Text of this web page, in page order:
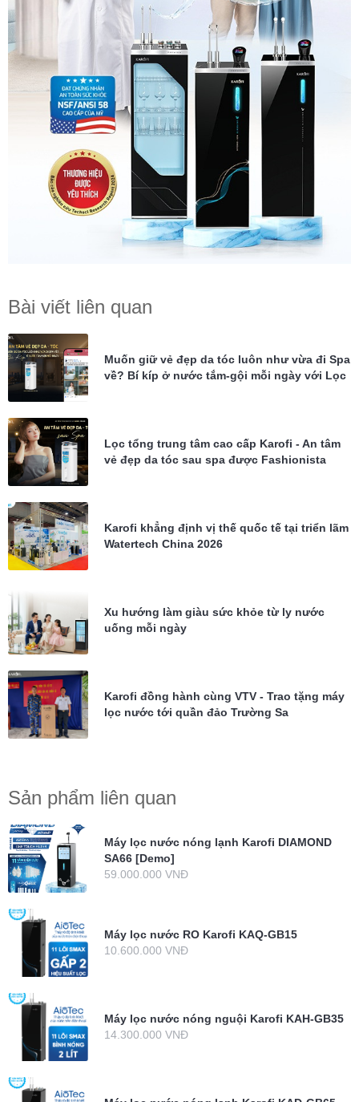
Bài viết liên quan
Muốn giữ vẻ đẹp da tóc luôn như vừa đi Spa
về? Bí kíp ở nước tắm-gội mỗi ngày với Lọc
Lọc tổng trung tâm cao cấp Karofi - An tâm
vẻ đẹp da tóc sau spa được Fashionista
Karofi khẳng định vị thế quốc tế tại triển lãm
Watertech China 2026
Xu hướng làm giàu sức khỏe từ ly nước
uống mỗi ngày
Karofi đồng hành cùng VTV - Trao tặng máy
lọc nước tới quần đảo Trường Sa
Sản phẩm liên quan
Máy lọc nước nóng lạnh Karofi DIAMOND
SA66 [Demo]
59.000.000 VNĐ
Máy lọc nước RO Karofi KAQ-GB15
10.600.000 VNĐ
Máy lọc nước nóng nguội Karofi KAH-GB35
14.300.000 VNĐ